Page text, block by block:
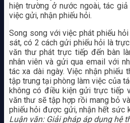
hiện trường ở nước ngoài, tác
việc gửi, nhận phiếu hỏi.
Song song với việc phát phiếu
sát, có 2 cách gửi phiếu hỏi là
văn thư phát trực tiếp đến bàn
nhân viên và gửi qua email với
tác xa dài ngày. Việc nhận phiếu
tập trung tại phòng làm việc của
không có điều kiện gửi trực tiếp
văn thư sẽ tập hợp rồi mang bỏ
phiếu hỏi được gửi, nhận hết sức
Luận văn: Giải pháp áp dụng hệ